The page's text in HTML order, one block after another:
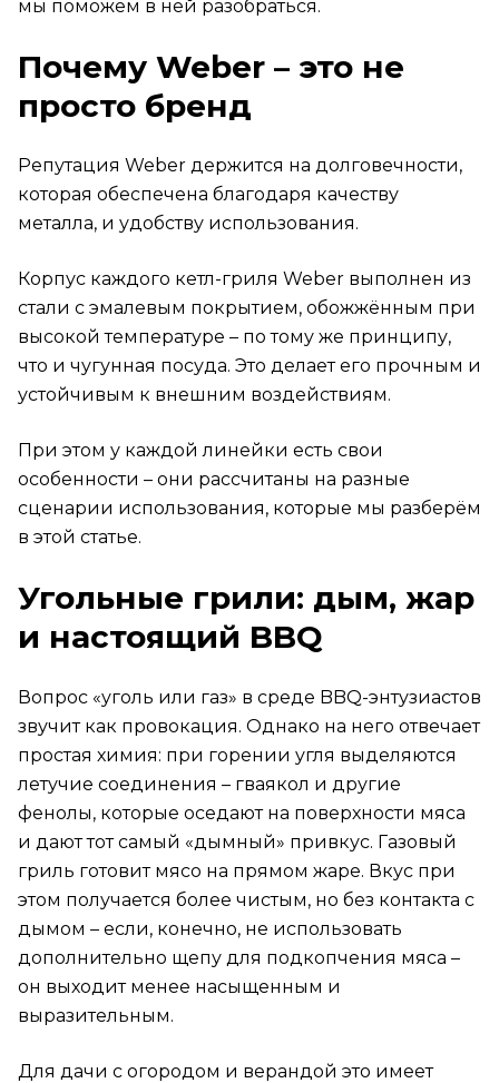
Нужен ли чехол для гриля?
Итог
мы поможем в ней разобраться.
Почему Weber – это не
просто бренд
Репутация Weber держится на долговечности,
которая обеспечена благодаря качеству
металла, и удобству использования.
Корпус каждого кетл-гриля Weber выполнен из
стали с эмалевым покрытием, обожжённым при
высокой температуре – по тому же принципу,
что и чугунная посуда. Это делает его прочным и
устойчивым к внешним воздействиям.
При этом у каждой линейки есть свои
особенности – они рассчитаны на разные
сценарии использования, которые мы разберём
в этой статье.
Угольные грили: дым, жар
и настоящий BBQ
Вопрос «уголь или газ» в среде BBQ-энтузиастов
звучит как провокация. Однако на него отвечает
простая химия: при горении угля выделяются
летучие соединения – гваякол и другие
фенолы, которые оседают на поверхности мяса
и дают тот самый «дымный» привкус. Газовый
гриль готовит мясо на прямом жаре. Вкус при
этом получается более чистым, но без контакта с
дымом – если, конечно, не использовать
дополнительно щепу для подкопчения мяса –
он выходит менее насыщенным и
выразительным.
Для дачи с огородом и верандой это имеет